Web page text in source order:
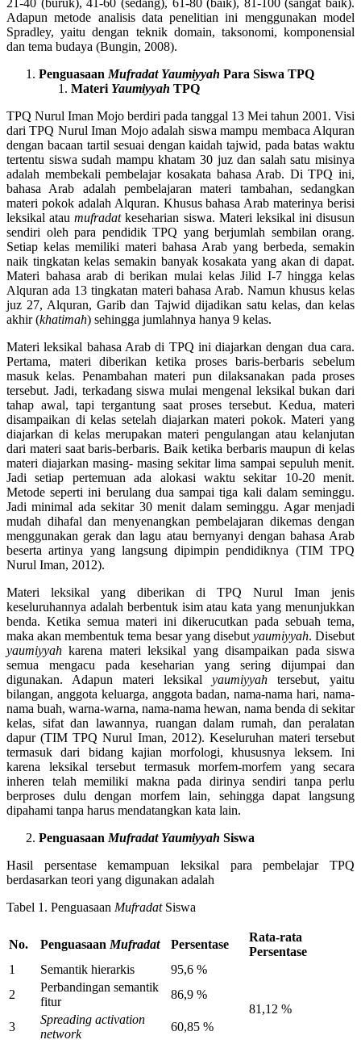
21-40 (buruk), 41-60 (sedang), 61-80 (baik), 81-100 (sangat baik).
Adapun metode analisis data penelitian ini menggunakan model
Spradley, yaitu dengan teknik domain, taksonomi, komponensial
dan tema budaya (Bungin, 2008).
Penguasaan Mufradat Yaumiyyah Para Siswa TPQ
Materi Yaumiyyah TPQ
TPQ Nurul Iman Mojo berdiri pada tanggal 13 Mei tahun 2001. Visi
dari TPQ Nurul Iman Mojo adalah siswa mampu membaca Alquran
dengan bacaan tartil sesuai dengan kaidah tajwid, pada batas waktu
tertentu siswa sudah mampu khatam 30 juz dan salah satu misinya
adalah membekali pembelajar kosakata bahasa Arab. Di TPQ ini,
bahasa Arab adalah pembelajaran materi tambahan, sedangkan
materi pokok adalah Alquran. Khusus bahasa Arab materinya berisi
leksikal ataumufradatkeseharian siswa. Materi leksikal ini disusun
sendiri oleh para pendidik TPQ yang berjumlah sembilan orang.
Setiap kelas memiliki materi bahasa Arab yang berbeda, semakin
naik tingkatan kelas semakin banyak kosakata yang akan di dapat.
Materi bahasa arab di berikan mulai kelas Jilid I-7 hingga kelas
Alquran ada 13 tingkatan materi bahasa Arab. Namun khusus kelas
juz 27, Alquran, Garib dan Tajwid dijadikan satu kelas, dan kelas
akhir (khatimah) sehingga jumlahnya hanya 9 kelas.
Materi leksikal bahasa Arab di TPQ ini diajarkan dengan dua cara.
Pertama, materi diberikan ketika proses baris-berbaris sebelum
masuk kelas. Penambahan materi pun dilaksanakan pada proses
tersebut. Jadi, terkadang siswa mulai mengenal leksikal bukan dari
tahap awal, tapi tergantung saat proses tersebut. Kedua, materi
disampaikan di kelas setelah diajarkan materi pokok. Materi yang
diajarkan di kelas merupakan materi pengulangan atau kelanjutan
dari materi saat baris-berbaris. Baik ketika berbaris maupun di kelas
materi diajarkan masing- masing sekitar lima sampai sepuluh menit.
Jadi setiap pertemuan ada alokasi waktu sekitar 10-20 menit.
Metode seperti ini berulang dua sampai tiga kali dalam seminggu.
Jadi minimal ada sekitar 30 menit dalam seminggu. Agar menjadi
mudah dihafal dan menyenangkan pembelajaran dikemas dengan
menggunakan gerak dan lagu atau bernyanyi dengan bahasa Arab
beserta artinya yang langsung dipimpin pendidiknya (TIM TPQ
Nurul Iman, 2012).
Materi leksikal yang diberikan di TPQ Nurul Iman jenis
keseluruhannya adalah berbentuk isim atau kata yang menunjukkan
benda. Ketika semua materi ini dikerucutkan pada sebuah tema,
maka akan membentuk tema besar yang disebut yaumiyyah. Disebut
yaumiyyahkarena materi leksikal yang disampaikan pada siswa
semua mengacu pada keseharian yang sering dijumpai dan
digunakan. Adapun materi leksikal yaumiyyah tersebut, yaitu
bilangan, anggota keluarga, anggota badan, nama-nama hari, nama-
nama buah, warna-warna, nama-nama hewan, nama benda di sekitar
kelas, sifat dan lawannya, ruangan dalam rumah, dan peralatan
dapur (TIM TPQ Nurul Iman, 2012). Keseluruhan materi tersebut
termasuk dari bidang kajian morfologi, khususnya leksem. Ini
karena leksikal tersebut termasuk morfem-morfem yang secara
inheren telah memiliki makna pada dirinya sendiri tanpa perlu
berproses dulu dengan morfem lain, sehingga dapat langsung
dipahami tanpa harus mendatangkan kata lain.
Penguasaan Mufradat Yaumiyyah Siswa
Hasil persentase kemampuan leksikal para pembelajar TPQ
berdasarkan teori yang digunakan adalah
Tabel 1. Penguasaan Mufradat Siswa
No. Penguasaan Mufradat Persentase
Rata-rata
Persentase
1
Semantik hierarkis 95,6 %
81,12 %
2
Perbandingan semantik
fitur
86,9 %
3
Spreading activation
network
60,85 %